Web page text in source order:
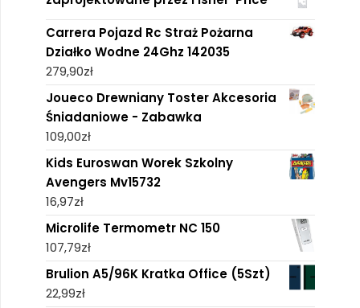
Carrera Pojazd Rc Straż Pożarna
Działko Wodne 24Ghz 142035
279,90zł
Joueco Drewniany Toster Akcesoria
Śniadaniowe - Zabawka
109,00zł
Kids Euroswan Worek Szkolny
Avengers Mv15732
16,97zł
Microlife Termometr NC 150
107,79zł
Brulion A5/96K Kratka Office (5Szt)
22,99zł